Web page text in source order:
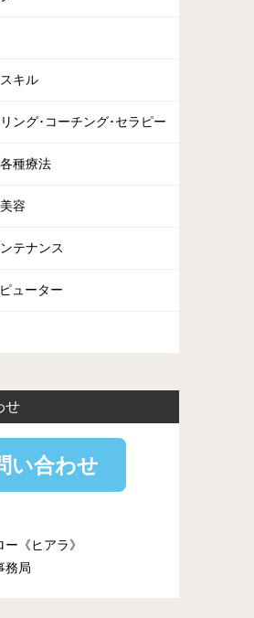
キル
ング･コーチング･セラピー
種療法
容
テナンス
ューター
せ
い合わせ
《ヒアラ》
務局